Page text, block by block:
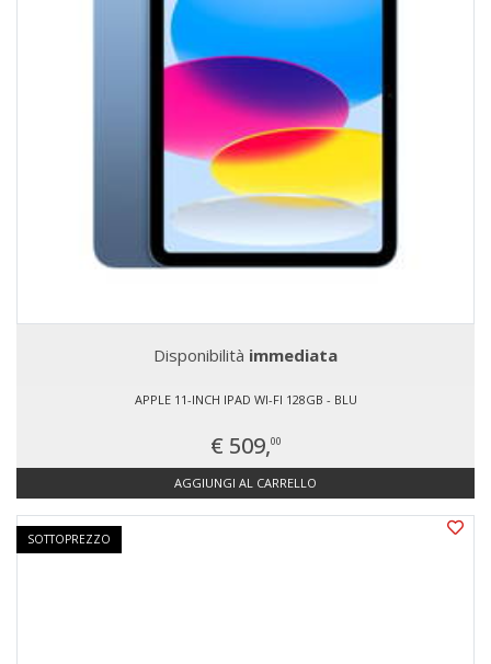
Disponibilità immediata
APPLE 11-INCH IPAD WI-FI 128GB - BLU
€ 509,00
AGGIUNGI AL CARRELLO
SOTTOPREZZO